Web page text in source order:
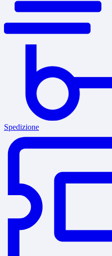
Spedizione